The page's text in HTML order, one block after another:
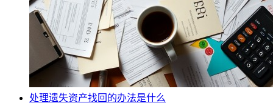
处理遗失资产找回的办法是什么